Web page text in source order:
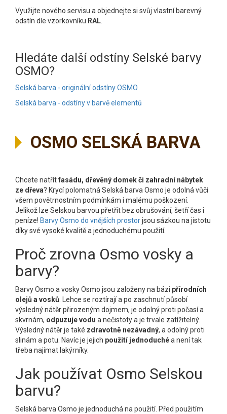
Využijte nového servisu a objednejte si svůj vlastní barevný
odstín dle vzorkovníku RAL.
Hledáte další odstíny Selské barvy
OSMO?
Selská barva - originální odstíny OSMO
Selská barva - odstíny v barvě elementů
OSMO SELSKÁ BARVA
Chcete natřítfasádu, dřevěný domek či zahradní nábytek
ze dřeva? Krycí polomatná Selská barva Osmo je odolná vůči
všem povětrnostním podmínkám i malému poškození.
Jelikož lze Selskou barvou přetřít bez obrušování, šetří čas i
peníze! Barvy Osmo do vnějších prostorjsou sázkou na jistotu
díky své vysoké kvalitě a jednoduchému použití.
Proč zrovna Osmo vosky a
barvy?
Barvy Osmo a vosky Osmo jsou založeny na bázi přírodních
olejů a vosků. Lehce se roztírají a po zaschnutí působí
výsledný nátěr přirozeným dojmem, je odolný proti počasí a
skvrnám, odpuzuje vodu a nečistoty a je trvale zatížitelný.
Výsledný nátěr je také zdravotně nezávadný, a odolný proti
slinám a potu. Navíc je jejich použití jednoduchéa není tak
třeba najímat lakýrníky.
Jak používat Osmo Selskou
barvu?
Selská barva Osmo je jednoduchá na použití. Před použitím